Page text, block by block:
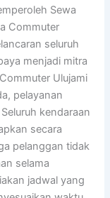
Sewa
Commuter
seluruh
menjadi mitra
Ulujami
pelayanan
kendaraan
secara
pelanggan tidak
selama
jadwal yang